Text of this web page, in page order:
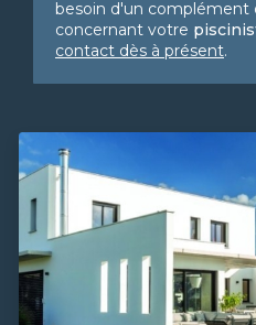
besoin d'un complément
concernant votre
contact dès à présent.